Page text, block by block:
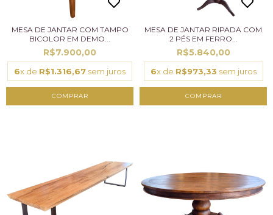
MESA DE JANTAR COM TAMPO
BICOLOR EM DEMO...
R$7.900,00
6x de R$1.316,67 sem juros
MESA DE JANTAR RIPADA COM
2 PÉS EM FERRO...
R$5.840,00
6x de R$973,33 sem juros